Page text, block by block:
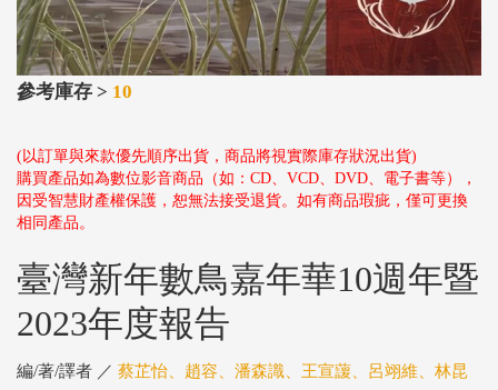
參考庫存 > 10
(以訂單與來款優先順序出貨，商品將視實際庫存狀況出貨)
購買產品如為數位影音商品（如：CD、VCD、DVD、電子書等），
因受智慧財產權保護，恕無法接受退貨。如有商品瑕疵，僅可更換
相同產品。
臺灣新年數鳥嘉年華10週年暨
2023年度報告
編/著/譯者 ／ 蔡芷怡、趙容、潘森識、王宣蘐、呂翊維、林昆